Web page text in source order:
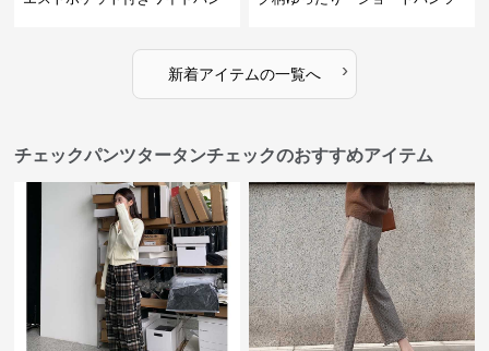
新着アイテムの一覧へ ›
チェックパンツタータンチェックのおすすめアイテム